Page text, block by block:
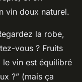
vin doux naturel.
la robe,
vous ? Fruits
le vin est équilibré
?” (mais ça